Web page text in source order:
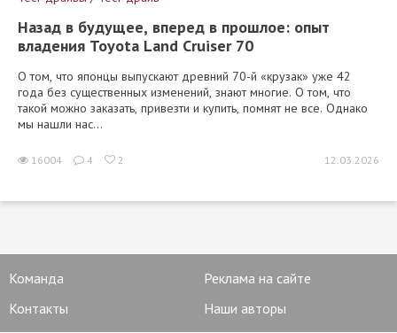
Назад в будущее, вперед в прошлое: опыт
владения Toyota Land Cruiser 70
О том, что японцы выпускают древний 70-й «крузак» уже 42
года без существенных изменений, знают многие. О том, что
такой можно заказать, привезти и купить, помнят не все. Однако
мы нашли нас...
16004 4 2 12.03.2026
Команда
Реклама на сайте
Контакты
Наши авторы